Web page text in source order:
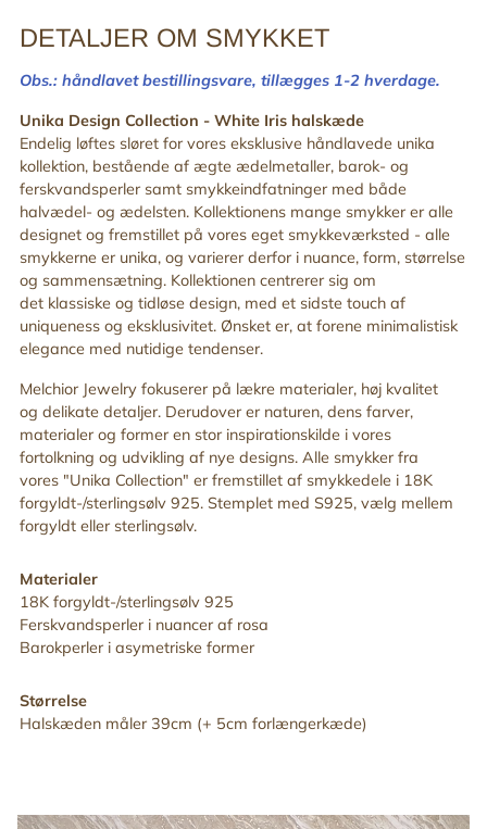
Tilføj
til
din
indkøbskurv
DETALJER OM SMYKKET
Obs.: håndlavet bestillingsvare, tillægges 1-2 hverdage.
Unika Design Collection - White Iris halskæde
Endelig løftes sløret for vores eksklusive håndlavede unika
kollektion, bestående af ægte ædelmetaller, barok- og
ferskvandsperler samt smykkeindfatninger med både
halvædel- og ædelsten. Kollektionens mange smykker er alle
designet og fremstillet på vores eget smykkeværksted - alle
smykkerne er unika, og varierer derfor i nuance, form, størrelse
og sammensætning. Kollektionen centrerer sig om
det klassiske og tidløse design, med et sidste touch af
uniqueness og eksklusivitet. Ønsket er, at forene minimalistisk
elegance med nutidige tendenser.
Melchior Jewelry fokuserer på lækre materialer, høj kvalitet
og delikate detaljer. Derudover er naturen, dens farver,
materialer og former en stor inspirationskilde i vores
fortolkning og udvikling af nye designs. Alle smykker fra
vores "Unika Collection" er fremstillet af smykkedele i 18K
forgyldt-/sterlingsølv 925. Stemplet med S925, vælg mellem
forgyldt eller sterlingsølv.
Materialer
18K forgyldt-/sterlingsølv 925
Ferskvandsperler i nuancer af rosa
Barokperler i asymetriske former
Størrelse
Halskæden måler 39cm (+ 5cm forlængerkæde)